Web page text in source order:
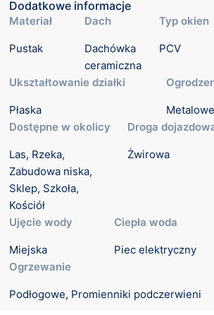
Dodatkowe informacje
Materiał
Pustak
Dach
Dachówka
ceramiczna
Typ okien
PCV
Ukształtowanie działki
Płaska
Metalowe
Dostępne w okolicy
Las, Rzeka,
Zabudowa niska,
Sklep, Szkoła,
Kościół
Droga
Żwirowa
Ujęcie wody
Miejska
Ciepła woda
Piec elektryczny
Ogrzewanie
Podłogowe, Promienniki podczerwieni